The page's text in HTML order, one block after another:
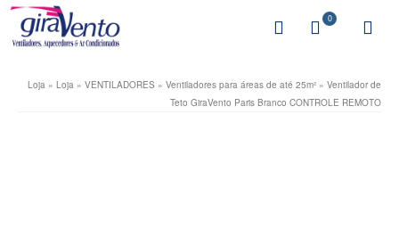
0
Loja » Loja » VENTILADORES » Ventiladores para áreas de até 25m² » Ventilador de
Teto GiraVento Paris Branco CONTROLE REMOTO